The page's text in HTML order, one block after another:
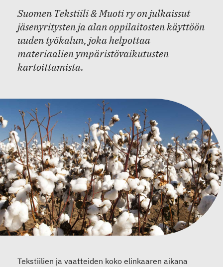
Suomen Tekstiili & Muoti ry on julkaissut
jäsenyritysten ja alan oppilaitosten käyttöön
uuden työkalun, joka helpottaa
materiaalien ympäristövaikutusten
kartoittamista.
Tekstiilien ja vaatteiden koko elinkaaren aikana